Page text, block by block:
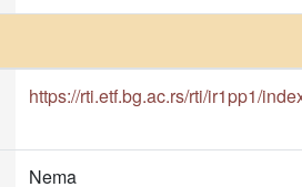
https://rti.etf.bg.ac.rs/rti/ir1pp1/
Nema